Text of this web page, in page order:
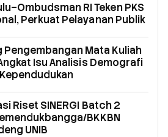
RI Teken PKS
Perkuat Pelayanan Publik
Pengembangan Mata Kuliah
Isu Analisis Demografi
Riset SINERGI Batch 2
BKKBN
UNIB